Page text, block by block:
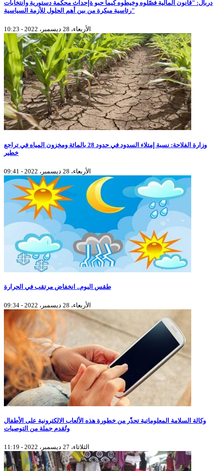
دربال: "قانون المالية فصّلوه وخيطوه كيما حبو ةإحداث محكمة دستورية وانتخابات
رئاسية مبكرة من بين أهم الحلول للأزمة السياسية"
الأربعاء، 28 ديسمبر، 2022 - 10:23
وزارة الفلاحة: نسبة إمتلاء السدود في حدود 28 بالمائة ومخزون المياه في تراجع
خطير
الأربعاء، 28 ديسمبر، 2022 - 09:41
طقس اليوم.. انخفاض مرتقب في الحرارة
الأربعاء، 28 ديسمبر، 2022 - 09:34
وكالة السلامة المعلوماتية تحذّر من خطورة هذه الألعاب الالكترونية على الأطفال
وتُقدم جملة من التوصيات
الثلاثاء، 27 ديسمبر، 2022 - 11:19